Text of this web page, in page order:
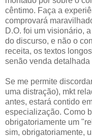
cêntimo. Faça a
comprovará
D.O. foi um visionário,
do discurso, e não o
receita, os textos
senão venda
Se me permite
uma distração), mkt
antes, estará contido
especialização. Como
obrigatoriamente um
sim, obrigatoriamente,